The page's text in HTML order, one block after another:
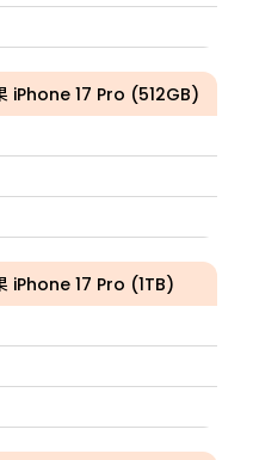
iPhone 17 Pro (512GB)
iPhone 17 Pro (1TB)